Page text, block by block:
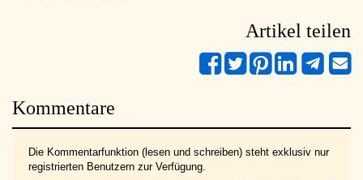
Artikel teilen
Kommentare
Die Kommentarfunktion (lesen und schreiben) steht exklusiv nur
registrierten Benutzern zur Verfügung.